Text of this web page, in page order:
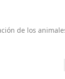
de los